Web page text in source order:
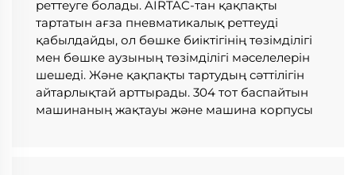
реттеуге болады. AIRTAC-тан қақпақты
тартатын ағза пневматикалық реттеуді
қабылдайды, ол бөшке биіктігінің төзімділігі
мен бөшке аузының төзімділігі мәселелерін
шешеді. Және қақпақты тартудың сәттілігін
айтарлықтай арттырады. 304 тот баспайтын
машинаның жақтауы және машина корпусы